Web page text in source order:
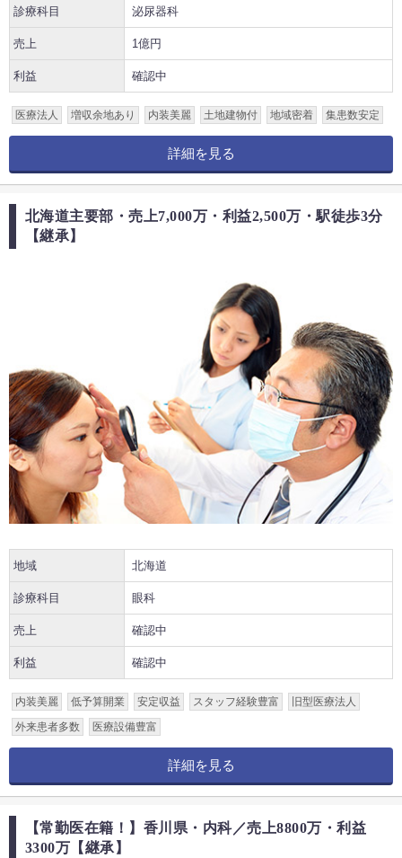
診療科目 泌尿器科
売上 1億円
利益 確認中
医療法人 増収余地あり 内装美麗 土地建物付 地域密着 集患数安定
詳細を見る
北海道主要部・売上7,000万・利益2,500万・駅徒歩3分
【継承】
地域 北海道
診療科目 眼科
売上 確認中
利益 確認中
内装美麗 低予算開業 安定収益 スタッフ経験豊富
旧型医療法人
外来患者多数
医療設備豊富
詳細を見る
【常勤医在籍！】香川県・内科／売上8800万・利益
3300万【継承】